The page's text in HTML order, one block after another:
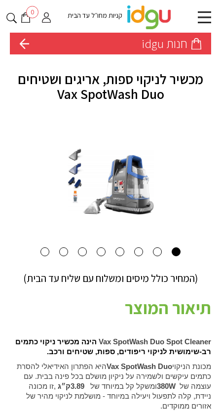
קניות מחו״ל עד הבית 0
חנות idgu
מכשיר לניקוי ספות, אריגים ושטיחים
Vax SpotWash Duo
(המחיר כולל מיסים ומשלוח עם שליח עד הבית)
תיאור המוצר
Vax SpotWash Duo Spot Cleaner הינה מכשיר ניקוי כתמים
רב-שימושית לניקוי ריפודים, ספות, שטיחים ורכב.
מכונת הניקויVax SpotWash Duoהיא הפתרון האידיאלי להסרת
כתמים עיקשים ולשמירה על ניקיון מושלם בכל פינה בבית. עם
עוצמה של 380Wומשקל קל במיוחד של 3.89ק״ג ,זו מכונה
ניידת, קלה לתפעול ויעילה במיוחד - מושלמת לניקוי מהיר של
אזורים ממוקדים.